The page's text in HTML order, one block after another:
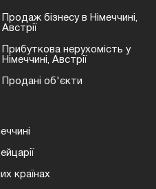
Продаж бізнесу в Німеччині,
Австрії
Прибуткова нерухомість у
Німеччині, Австрії
Продані об'єкти
країнах